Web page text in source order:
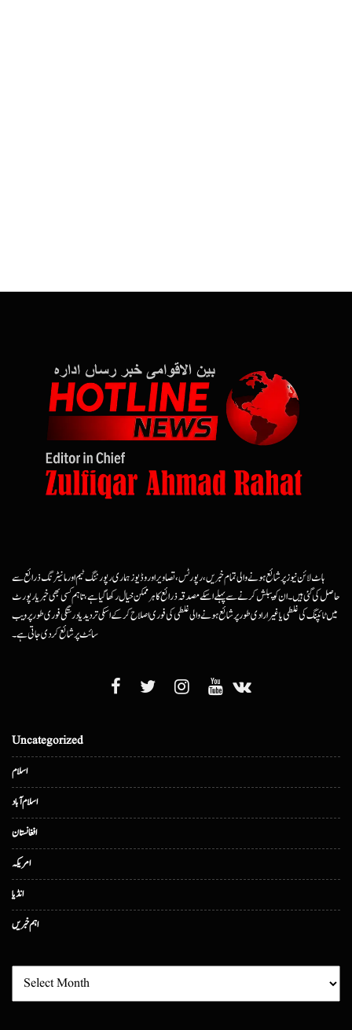
ہاٹ لائن نیوز پر شائع ہونے والی تمام خبریں، رپورٹس، تصاویر اور وڈیوز ہماری رپورٹنگ ٹیم اور مانیٹرنگ ذرائع سے
حاصل کی گئی ہیں۔ ان کو پبلش کرنے سے پہلے اسکے مصدقہ ذرائع کا ہرممکن خیال رکھا گیا ہے، تاہم کسی بھی خبر یا رپورٹ
میں ٹائپنگ کی غلطی یا غیرارادی طور پر شائع ہونے والی غلطی کی فوری اصلاح کرکے اسکی تردید یا درستگی فوری طور پر ویب
سائٹ پر شائع کردی جاتی ہے۔
Uncategorized
اسلام
اسلام آباد
افغانستان
امریکہ
انڈیا
اہم خبریں